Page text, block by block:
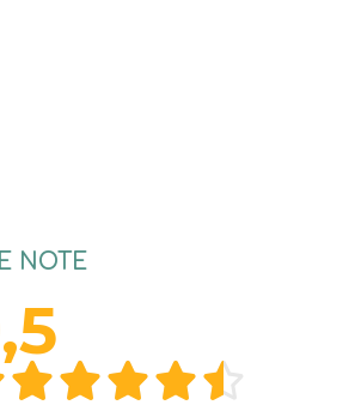
NOTE
